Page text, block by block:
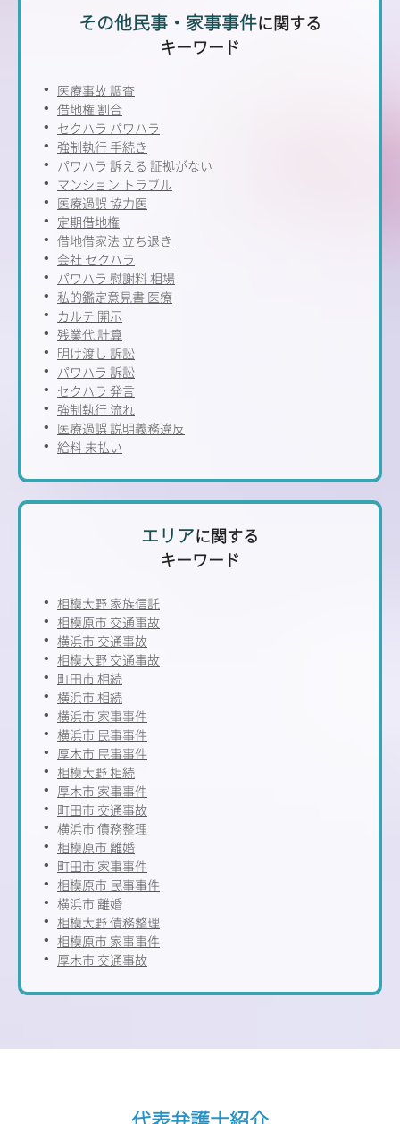
その他民事・家事事件に関する
キーワード
医療事故 調査
借地権 割合
セクハラ パワハラ
強制執行 手続き
パワハラ 訴える 証拠がない
マンション トラブル
医療過誤 協力医
定期借地権
借地借家法 立ち退き
会社 セクハラ
パワハラ 慰謝料 相場
私的鑑定意見書 医療
カルテ 開示
残業代 計算
明け渡し 訴訟
パワハラ 訴訟
セクハラ 発言
強制執行 流れ
医療過誤 説明義務違反
給料 未払い
エリアに関する
キーワード
相模大野 家族信託
相模原市 交通事故
横浜市 交通事故
相模大野 交通事故
町田市 相続
横浜市 相続
横浜市 家事事件
横浜市 民事事件
厚木市 民事事件
相模大野 相続
厚木市 家事事件
町田市 交通事故
横浜市 債務整理
相模原市 離婚
町田市 家事事件
相模原市 民事事件
横浜市 離婚
相模大野 債務整理
相模原市 家事事件
厚木市 交通事故